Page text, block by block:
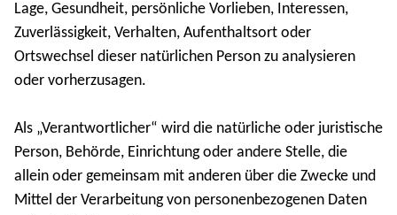
Lage, Gesundheit, persönliche Vorlieben, Interessen,
Zuverlässigkeit, Verhalten, Aufenthaltsort oder
Ortswechsel dieser natürlichen Person zu analysieren
oder vorherzusagen.
Als „Verantwortlicher“ wird die natürliche oder juristische
Person, Behörde, Einrichtung oder andere Stelle, die
allein oder gemeinsam mit anderen über die Zwecke und
Mittel der Verarbeitung von personenbezogenen Daten